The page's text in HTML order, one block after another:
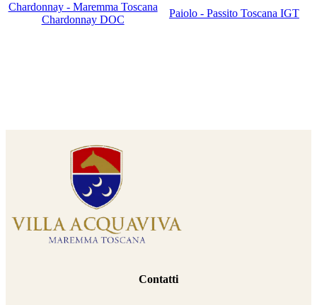
Chardonnay - Maremma Toscana
Chardonnay DOC
Paiolo - Passito Toscana IGT
Contatti